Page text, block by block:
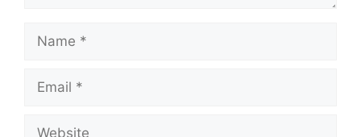
Name
Email
Website